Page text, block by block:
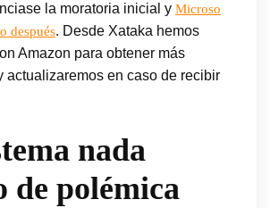
la moratoria inicial y Microso
después. Desde Xataka hemos
Amazon para obtener más
actualizaremos en caso de recibir
nada
de polémica